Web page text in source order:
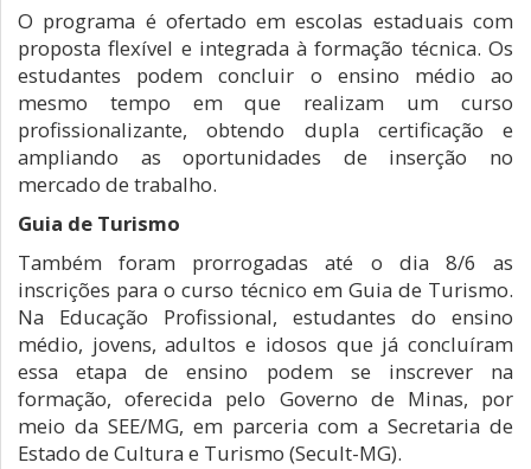
O programa é ofertado em escolas estaduais com
proposta flexível e integrada à formação técnica. Os
estudantes podem concluir o ensino médio ao
mesmo tempo em que realizam um curso
profissionalizante, obtendo dupla certificação e
ampliando as oportunidades de inserção no
mercado de trabalho.
Guia de Turismo
Também foram prorrogadas até o dia 8/6 as
inscrições para o curso técnico em Guia de Turismo.
Na Educação Profissional, estudantes do ensino
médio, jovens, adultos e idosos que já concluíram
essa etapa de ensino podem se inscrever na
formação, oferecida pelo Governo de Minas, por
meio da SEE/MG, em parceria com a Secretaria de
Estado de Cultura e Turismo (Secult-MG).